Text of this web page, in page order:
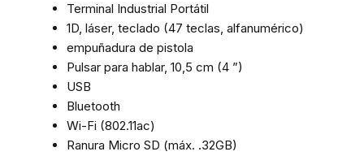
Terminal Industrial Portátil
1D, láser, teclado (47 teclas, alfanumérico)
empuñadura de pistola
Pulsar para hablar, 10,5 cm (4 ”)
USB
Bluetooth
Wi-Fi (802.11ac)
Ranura Micro SD (máx. .32GB)